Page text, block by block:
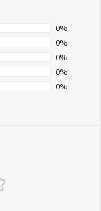
0%
0%
0%
0%
0%